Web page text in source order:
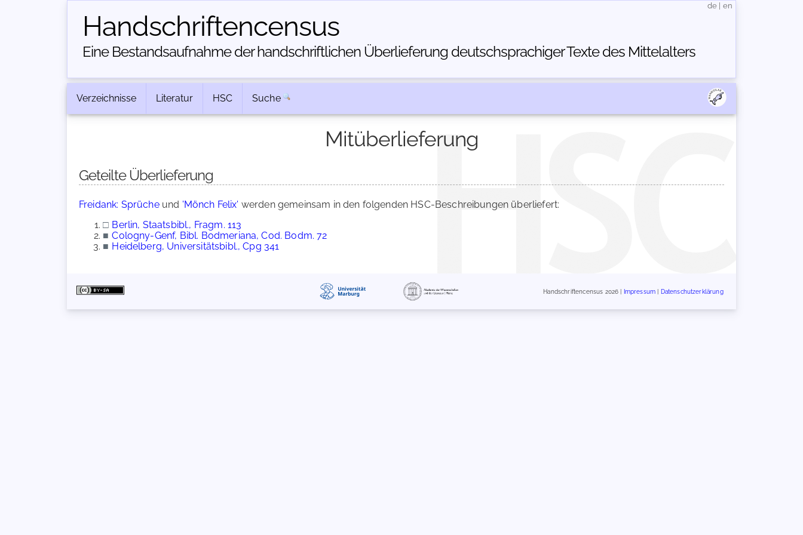
Handschriften­census
Eine Bestandsaufnahme der handschriftlichen Über­lieferung deutschsprachiger Texte des Mittelalters
de en
Verzeichnisse Literatur HSC Suche
Mitüberlieferung
Geteilte Überlieferung
Freidank: Sprücheund 'Mönch Felix' werden gemeinsam in den folgenden HSC-Beschreibungen überliefert:
□ Berlin, Staatsbibl., Fragm. 113
■ Cologny-Genf, Bibl. Bodmeriana, Cod. Bodm. 72
■ Heidelberg, Universitätsbibl., Cpg 341
Handschriftencensus 2026 | Impressum Datenschutzerklärung